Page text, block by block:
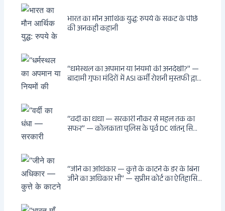
भारत का मौन आर्थिक युद्ध: रुपये के संकट के पीछे
की अनकही कहानी
“धर्मस्थल का अपमान या नियमों की अनदेखी?” —
बादामी गुफा मंदिरों में ASI कर्मी रोशनी मुस्तफी द्वारा
“वर्दी का धंधा — सरकारी नौकर से महल तक का
सफर” — कोलकाता पुलिस के पूर्व DC शांतनु सिन्हा
भूमिका — ED ने गिरफ्तार किया
“जीने का अधिकार — कुत्ते के काटने के डर के बिना
जीने का अधिकार भी” — सुप्रीम कोर्ट का ऐतिहासिक